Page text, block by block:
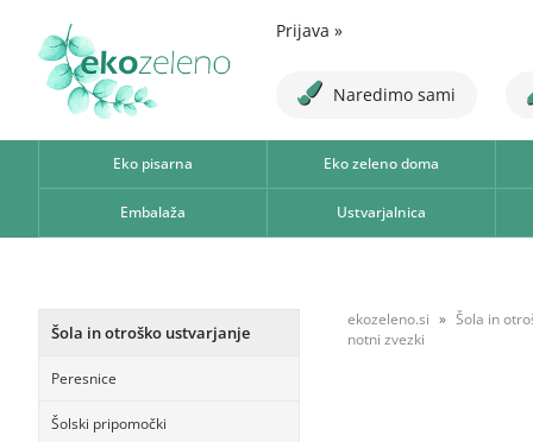
Prijava »
Naredimo sami
Eko pisarna Eko zeleno doma
Embalaža Ustvarjalnica
Šola in otroško ustvarjanje
Peresnice
Šolski pripomočki
ekozeleno.si
Šola in
notni zvezki